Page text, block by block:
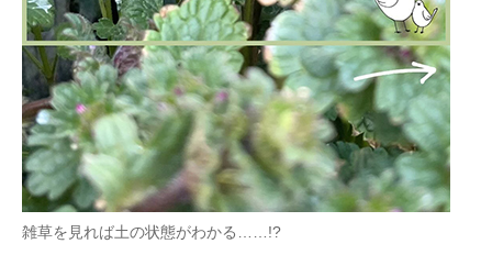
雑草を見れば土の状態がわかる……!?